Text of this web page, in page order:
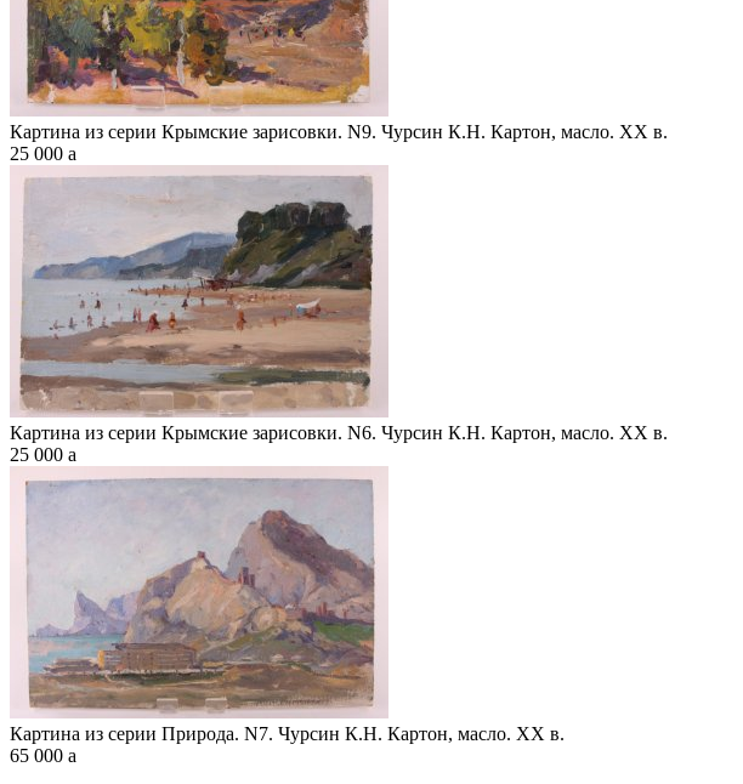
Картина из серии Крымские зарисовки. N9. Чурсин К.Н. Картон, масло. XX в.
25 000 a
Картина из серии Крымские зарисовки. N6. Чурсин К.Н. Картон, масло. XX в.
25 000 a
Картина из серии Природа. N7. Чурсин К.Н. Картон, масло. XX в.
65 000 a